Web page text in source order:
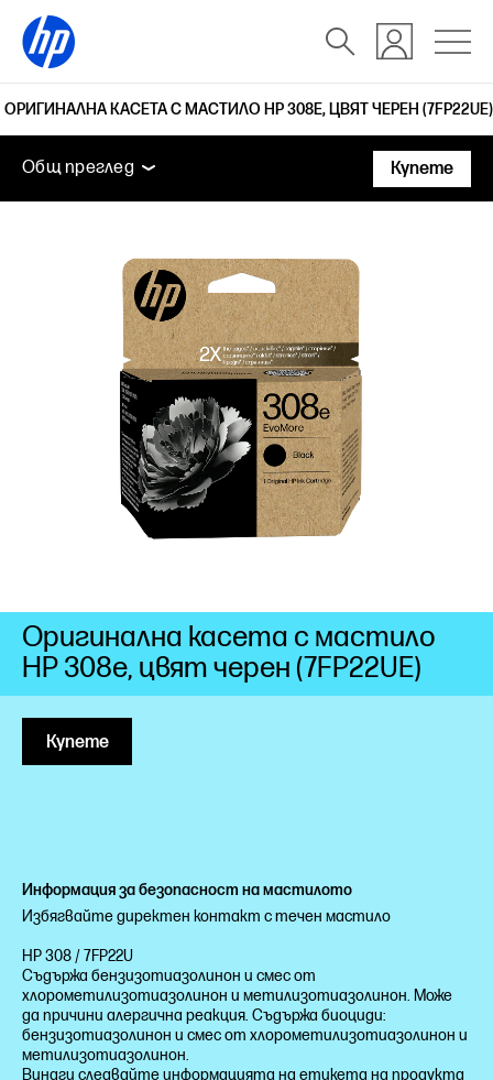
ОРИГИНАЛНА КАСЕТА С МАСТИЛО HP 308E, ЦВЯТ ЧЕРЕН (7FP22UE)
Общ преглед
Поддръжка
Общ преглед
Купете
Купете
Оригинална касета с мастило
HP 308e, цвят черен (7FP22UE)
Информация за безопасност на мастилото
Избягвайте директен контакт с течен мастило
HP 308 / 7FP22U
Съдържа бензизотиазолинон и смес от
хлорометилизотиазолинон и метилизотиазолинон. Може
да причини алергична реакция. Съдържа биоциди:
бензизотиазолинон и смес от хлорометилизотиазолинон и
метилизотиазолинон.
Винаги следвайте информацията на етикета на продукта